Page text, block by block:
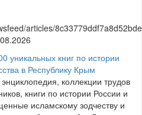
уникальных книг по истории
в Республику Крым
коллекции трудов
книги по истории России и
исламскому зодчеству и